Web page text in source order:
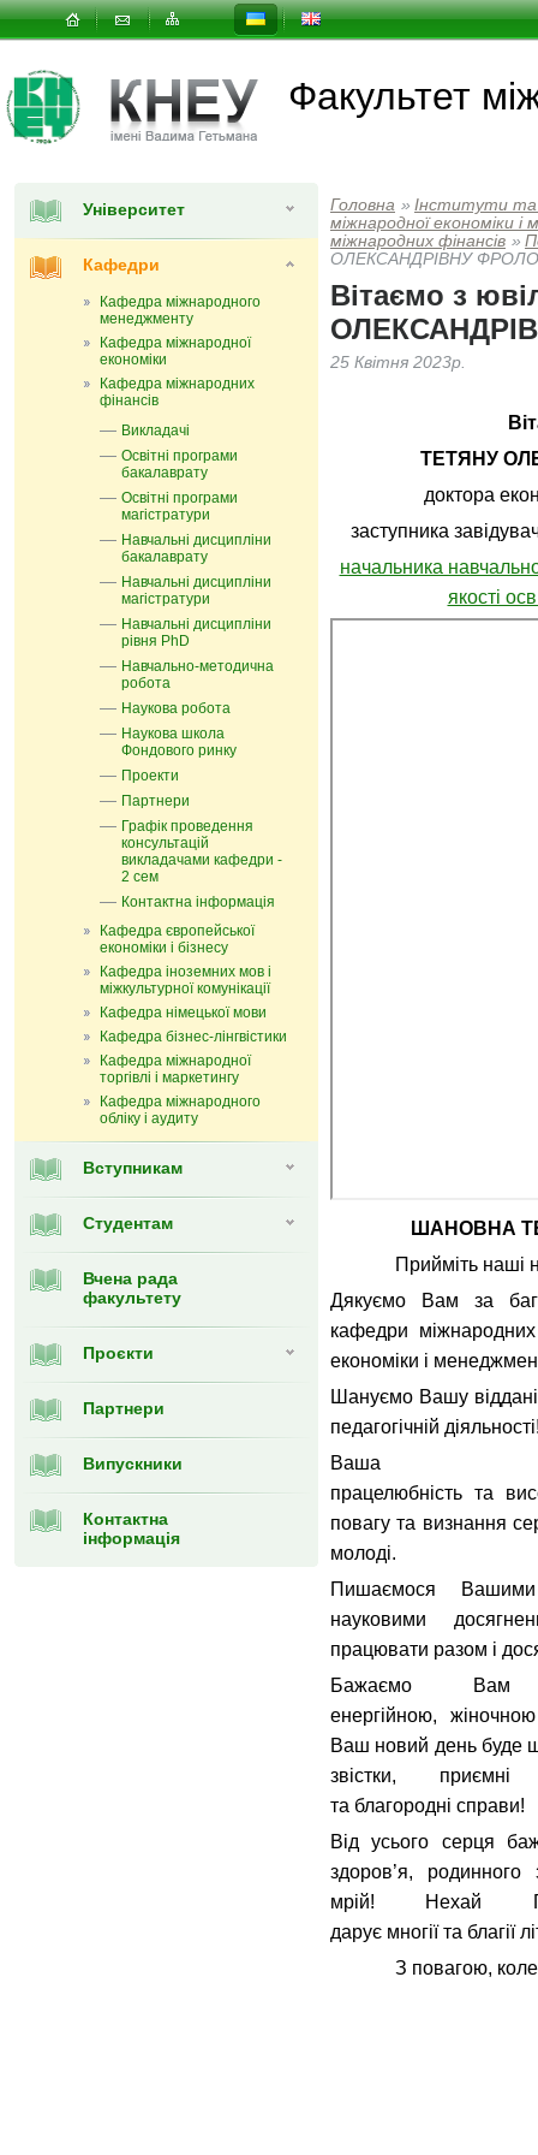
Факультет
Університет
Кафедри
Кафедра міжнародного
менеджменту
Кафедра міжнародної
економіки
Кафедра міжнародних
фінансів
Викладачі
Освітні програми
бакалаврату
Освітні програми
магістратури
Навчальні дисципліни
бакалаврату
Навчальні дисципліни
магістратури
Навчальні дисципліни
рівня PhD
Навчально-методична
робота
Наукова робота
Наукова школа
Фондового ринку
Проекти
Партнери
Графік проведення
консультацій
викладачами кафедри -
2 сем
Контактна інформація
Кафедра європейської
економіки і бізнесу
Кафедра іноземних мов і
міжкультурної комунікації
Кафедра німецької мови
Кафедра бізнес-лінгвістики
Кафедра міжнародної
торгівлі і маркетингу
Кафедра мiжнародного
обліку і аудиту
Вступникам
Студентам
Вчена рада
факультету
Проєкти
Партнери
Випускники
Контактна
інформація
Головна » Інститути
мiжнародної економiки i
міжнародних фінансів »
ОЛЕКСАНДРІВНУ
Вітаємо з
25 Квітня 2023р.
ТЕТЯНУ
доктора
заступника
начальника
якості
ШАНОВНА
Прийміть наші
Дякуємо Вам за
кафедри
економіки і
Шануємо Вашу
педагогічній
Ваша
працелюбність та
повагу та визнання
молоді.
Пишаємося
науковими
працювати разом і
Бажаємо
енергійною,
Ваш новий день буде
звістки,
та благородні справи!
Від усього серця
здоров’я, родинного
мрій! Нехай
дарує многії та благії
З повагою,